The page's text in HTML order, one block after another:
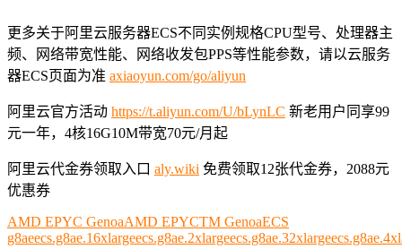
更多关于阿里云服务器ECS不同实例规格CPU型号、处理器主
频、网络带宽性能、网络收发包PPS等性能参数，请以云服务
器ECS页面为准 axiaoyun.com/go/aliyun
阿里云官方活动 https://t.aliyun.com/U/bLynLC 新老用户同享99
元一年，4核16G10M带宽70元/月起
阿里云代金券领取入口 aly.wiki 免费领取12张代金券，2088元
优惠券
AMD EPYC GenoaAMD EPYCTM GenoaECS
g8aeecs.g8ae.16xlargeecs.g8ae.2xlargeecs.g8ae.32xlarge